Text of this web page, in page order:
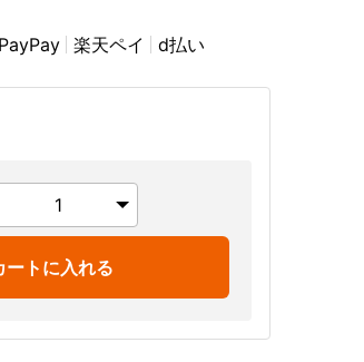
PayPay 楽天ペイ d払い
ートに入れる